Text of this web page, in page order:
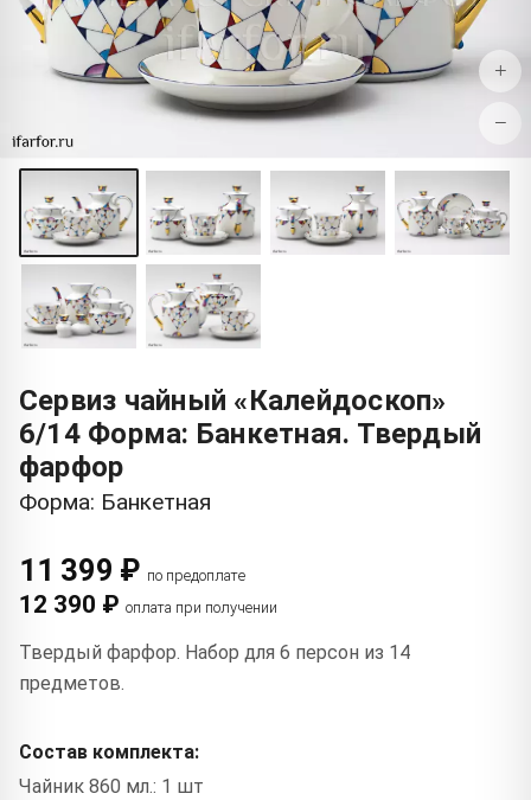
+
−
Сервиз чайный «Калейдоскоп»
6/14 Форма: Банкетная. Твердый
фарфор
Форма: Банкетная
11 399 ₽ по предоплате
12 390 ₽ оплата при получении
Твердый фарфор. Набор для 6 персон из 14
предметов.
Состав комплекта:
Чайник 860 мл.: 1 шт